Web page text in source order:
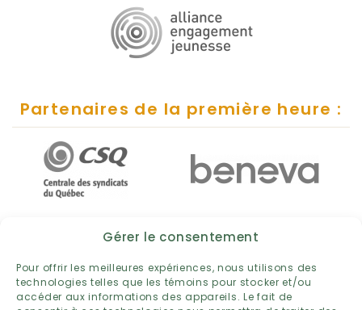
Gérer le consentement
Pour offrir les meilleures expériences, nous utilisons des
technologies telles que les témoins pour stocker et/ou
accéder aux informations des appareils. Le fait de
Partenaires de la première heure :